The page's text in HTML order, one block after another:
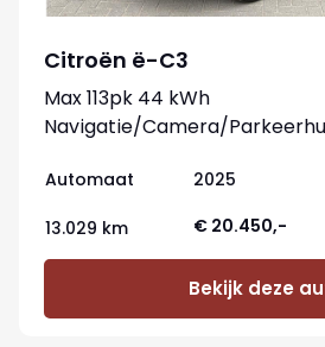
Citroën ë-C3
Max 113pk 44 kWh
Navigatie/Camera/
Automaat 2025
13.029 km € 20.450,-
Bekijk deze